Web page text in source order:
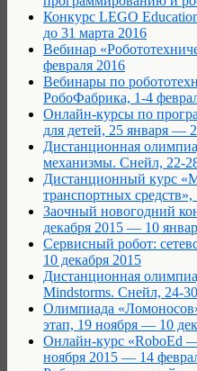
Конкурс LEGO
до 31 марта 2016
Вебинар
февраля 2016
Вебинары по
РобоФабрика, 1-4
Онлайн-курсы по
для детей, 25 января —
Дистанционная
механизмы. Снейл, 22-
Дистанционный курс
транспортных
Заочный новогодний
декабря 2015 — 10
Сервисный робот:
10 декабря 2015
Дистанционная
Mindstorms. Снейл, 24-
Олимпиада
этап, 19 ноября — 10
Онлайн-курс «RoboEd
ноября 2015 — 14